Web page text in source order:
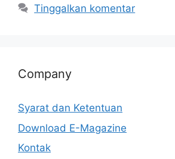
Tinggalkan komentar
Company
Syarat dan Ketentuan
Download E-Magazine
Kontak